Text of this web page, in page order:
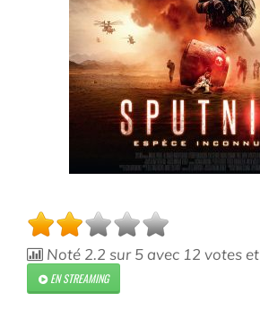
Noté 2.2 sur5 avec 12 votes et
EN STREAMING